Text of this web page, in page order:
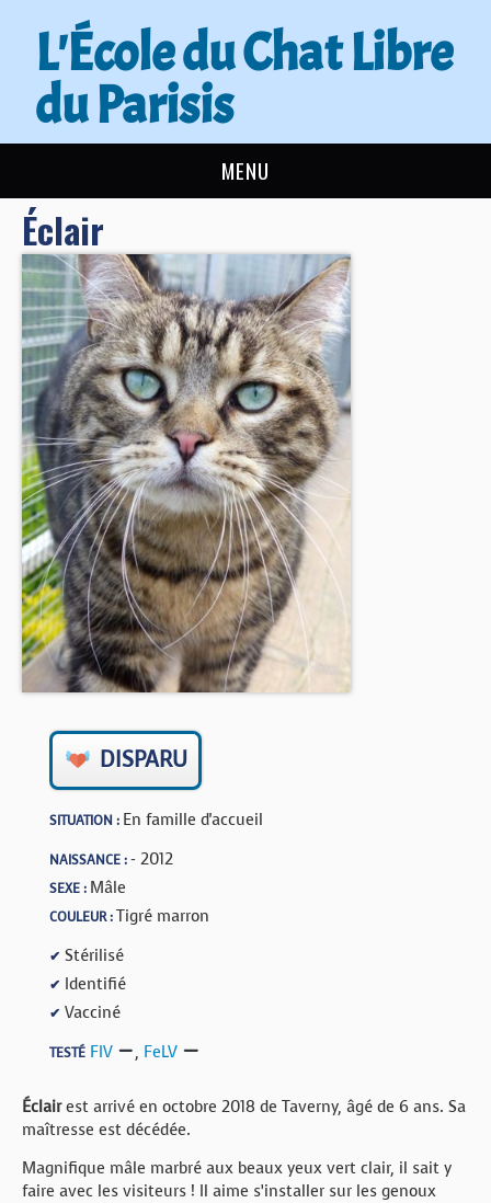
L'École du Chat Libre
du Parisis
MENU
L’ÉCOLE DU CHAT
ACTUALITÉS
ADOPTER
NOUS AIDER
CONTACT
BOUTIQUE
FORUM
Éclair
DISPARU
SITUATION : En famille d'accueil
NAISSANCE :- 2012
SEXE : Mâle
COULEUR :Tigré marron
✔ Stérilisé
✔ Identifié
✔ Vacciné
TESTÉ FIV , FeLV
Éclairest arrivé en octobre 2018 de Taverny, âgé de 6 ans. Sa
maîtresse est décédée.
Magnifique mâle marbré aux beaux yeux vert clair, il sait y
faire avec les visiteurs ! Il aime s’installer sur les genoux